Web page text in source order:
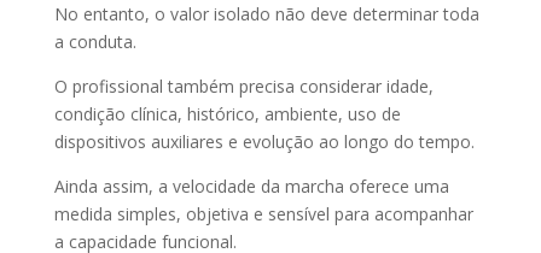
No entanto, o valor isolado não deve determinar toda
a conduta.
O profissional também precisa considerar idade,
condição clínica, histórico, ambiente, uso de
dispositivos auxiliares e evolução ao longo do tempo.
Ainda assim, a velocidade da marcha oferece uma
medida simples, objetiva e sensível para acompanhar
a capacidade funcional.